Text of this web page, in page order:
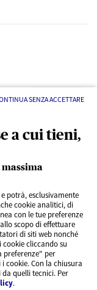
a cui tieni,
potrà, esclusivamente
cookie analitici, di
con le tue preferenze
scopo di effettuare
di siti web nonché
cliccando su
preferenze" per
cookie. Con la chiusura
quelli tecnici. Per
.
SENZA ACCETTARE
Successivo